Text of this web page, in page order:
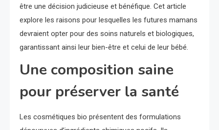
être une décision judicieuse et bénéfique. Cet article
explore les raisons pour lesquelles les futures mamans
devraient opter pour des soins naturels et biologiques,
garantissant ainsi leur bien-être et celui de leur bébé.
Une composition saine
pour préserver la santé
Les cosmétiques bio présentent des formulations